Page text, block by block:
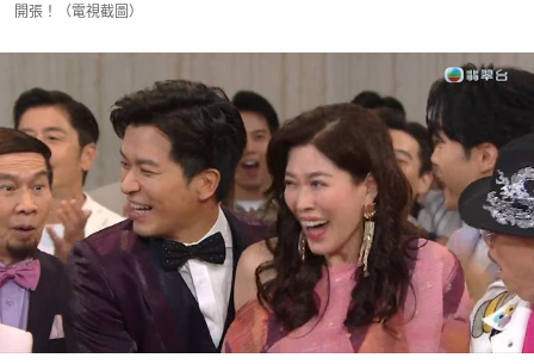
開張！（電視截圖）